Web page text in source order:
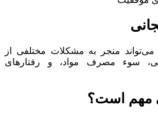
می‌تواند منجر به مشکلات مختلفی از
سوء مصرف مواد، و رفتارهای
مهم است؟